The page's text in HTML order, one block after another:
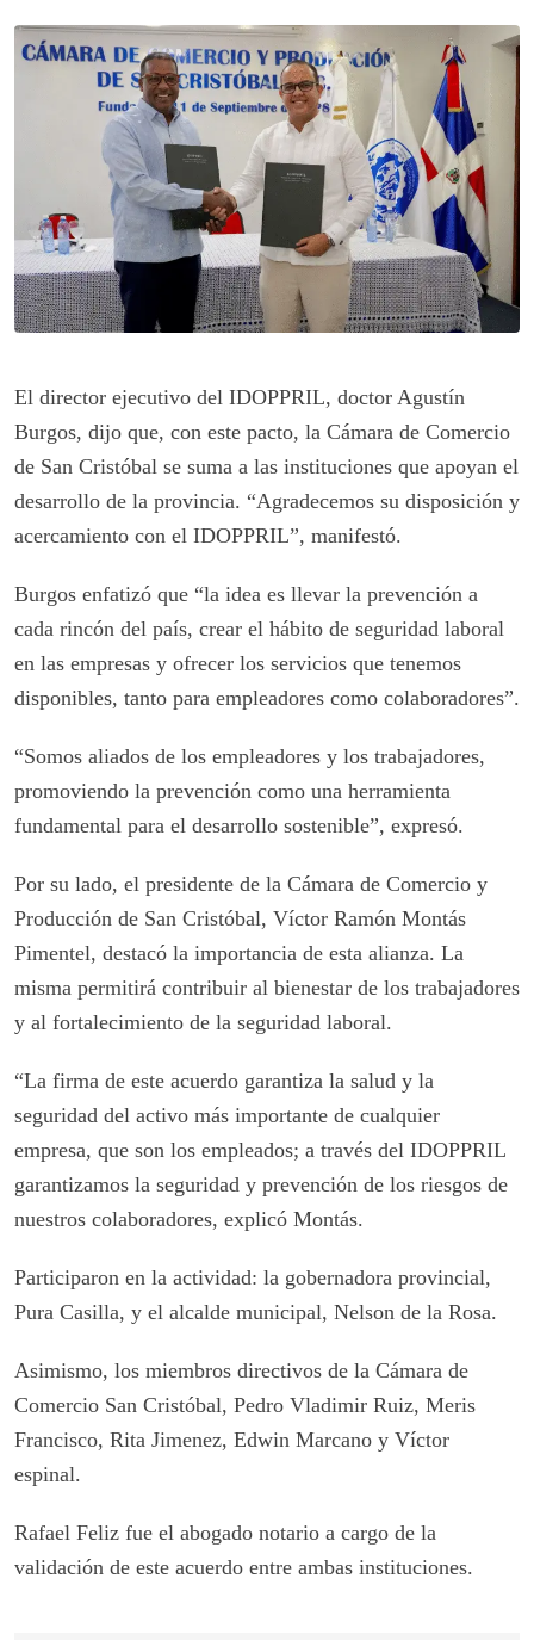
El director ejecutivo del IDOPPRIL, doctor Agustín
Burgos, dijo que, con este pacto, la Cámara de Comercio
de San Cristóbal se suma a las instituciones que apoyan el
desarrollo de la provincia. “Agradecemos su disposición y
acercamiento con el IDOPPRIL”, manifestó.
Burgos enfatizó que “la idea es llevar la prevención a
cada rincón del país, crear el hábito de seguridad laboral
en las empresas y ofrecer los servicios que tenemos
disponibles, tanto para empleadores como colaboradores”.
“Somos aliados de los empleadores y los trabajadores,
promoviendo la prevención como una herramienta
fundamental para el desarrollo sostenible”, expresó.
Por su lado, el presidente de la Cámara de Comercio y
Producción de San Cristóbal, Víctor Ramón Montás
Pimentel, destacó la importancia de esta alianza. La
misma permitirá contribuir al bienestar de los trabajadores
y al fortalecimiento de la seguridad laboral.
“La firma de este acuerdo garantiza la salud y la
seguridad del activo más importante de cualquier
empresa, que son los empleados; a través del IDOPPRIL
garantizamos la seguridad y prevención de los riesgos de
nuestros colaboradores, explicó Montás.
Participaron en la actividad: la gobernadora provincial,
Pura Casilla, y el alcalde municipal, Nelson de la Rosa.
Asimismo, los miembros directivos de la Cámara de
Comercio San Cristóbal, Pedro Vladimir Ruiz, Meris
Francisco, Rita Jimenez, Edwin Marcano y Víctor
espinal.
Rafael Feliz fue el abogado notario a cargo de la
validación de este acuerdo entre ambas instituciones.